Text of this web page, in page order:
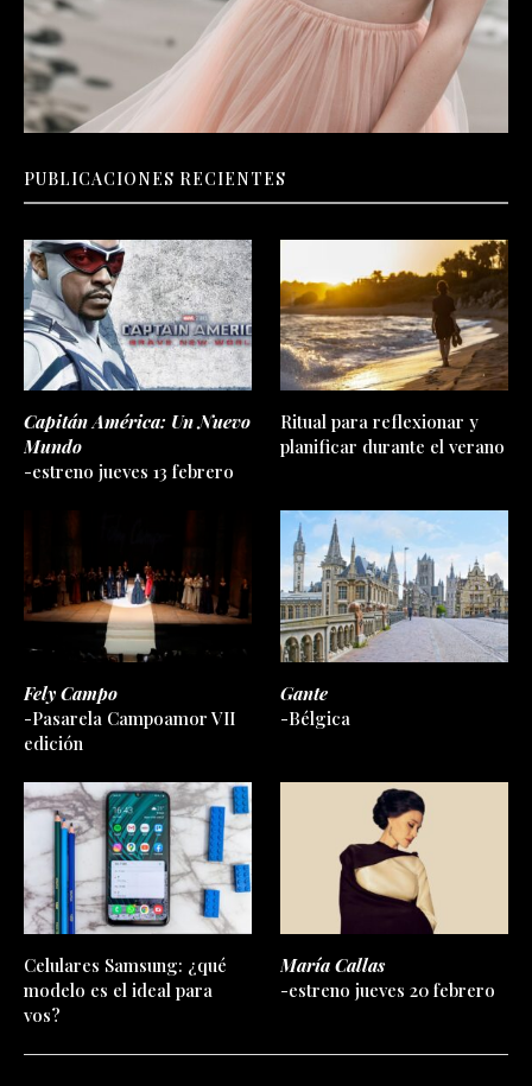
PUBLICACIONES RECIENTES
Capitán América: Un Nuevo
Mundo
-estreno jueves 13 febrero
Ritual para reflexionar y
planificar durante el verano
Fely Campo
-Pasarela Campoamor VII
edición
Gante
-Bélgica
Celulares Samsung: ¿qué
modelo es el ideal para
vos?
María Callas
-estreno jueves 20 febrero